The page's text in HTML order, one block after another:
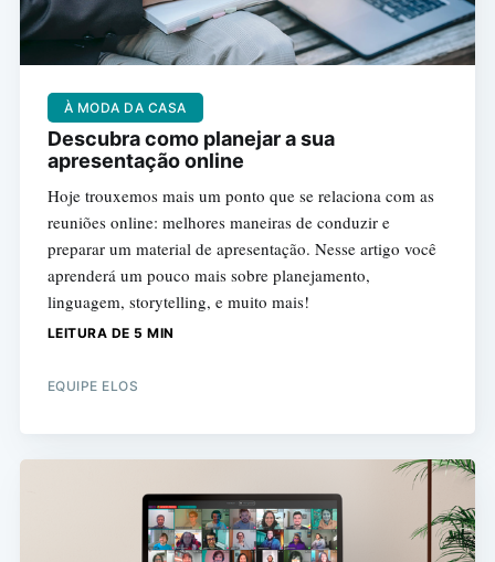
À MODA DA CASA
Descubra como planejar a sua
apresentação online
Hoje trouxemos mais um ponto que se relaciona com as
reuniões online: melhores maneiras de conduzir e
preparar um material de apresentação. Nesse artigo você
aprenderá um pouco mais sobre planejamento,
linguagem, storytelling, e muito mais!
LEITURA DE 5 MIN
EQUIPE ELOS